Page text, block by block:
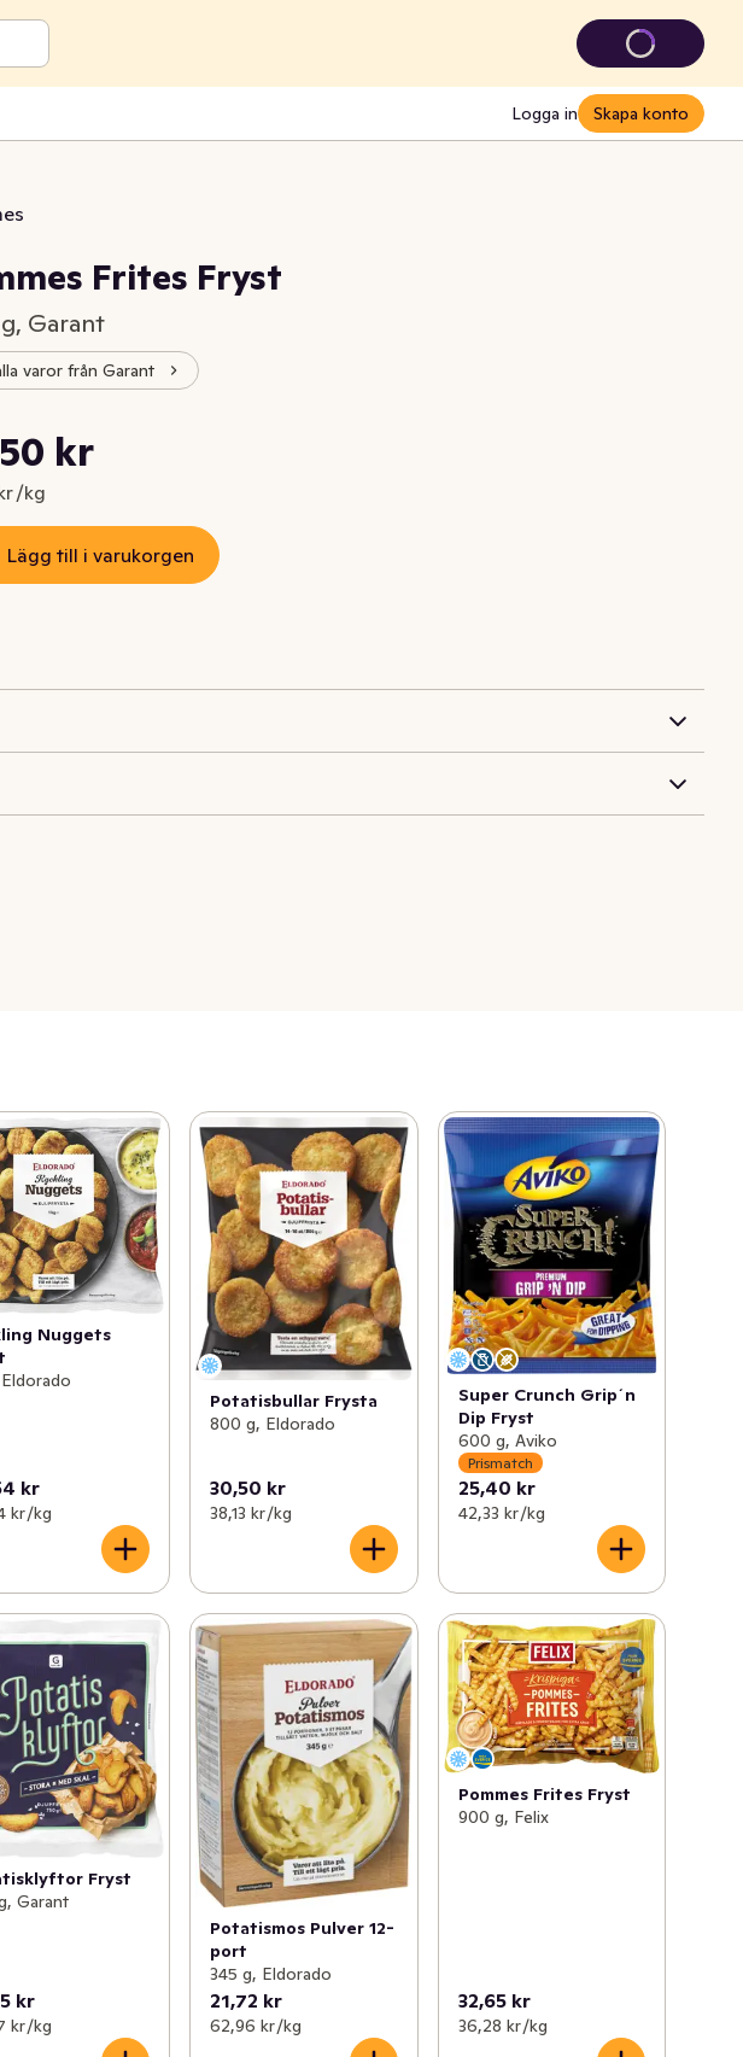
Logga in Skapa konto
Frites Fryst
Garant
varor från Garant
pris är: 29,50 kr
kr
/kg
29,50 kr /kg
Lägg till i varukorgen
Nuggets
kr
kr /kg
Potatisbullar Frysta
800 g, Eldorado
30,50 kr
38,13 kr /kg
Super Crunch Grip´n
Dip Fryst
600 g, Aviko
Prismatch
25,40 kr
42,33 kr /kg
Fryst
Garant
kr
kr /kg
Potatismos Pulver 12-
port
345 g, Eldorado
21,72 kr
62,96 kr /kg
Pommes Frites Fryst
900 g, Felix
32,65 kr
36,28 kr /kg